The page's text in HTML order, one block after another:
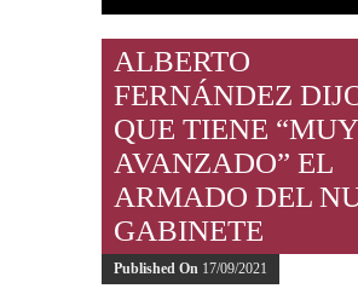
ALBERTO
FERNÁNDEZ
QUE TIENE “MUY
AVANZADO” EL
ARMADO DEL
GABINETE
Published On 17/09/2021